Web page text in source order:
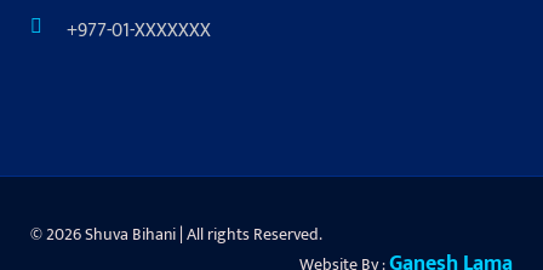
+977-01-XXXXXXX
© 2026 Shuva Bihani | All rights Reserved.
Website By :